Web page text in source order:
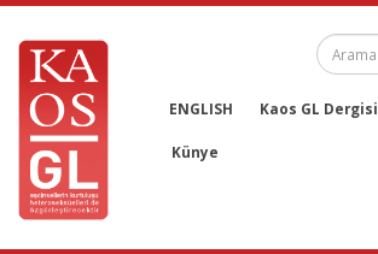
ENGLISH Kaos GL Dergisi
Künye